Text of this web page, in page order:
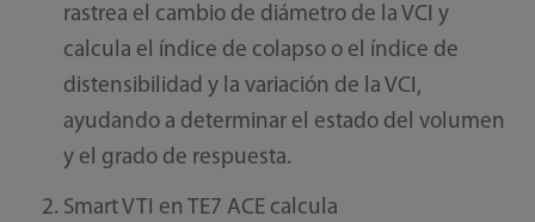
rastrea el cambio de diámetro de la VCI y
calcula el índice de colapso o el índice de
distensibilidad y la variación de la VCI,
ayudando a determinar el estado del volumen
y el grado de respuesta.
Smart VTI en TE7 ACE calcula